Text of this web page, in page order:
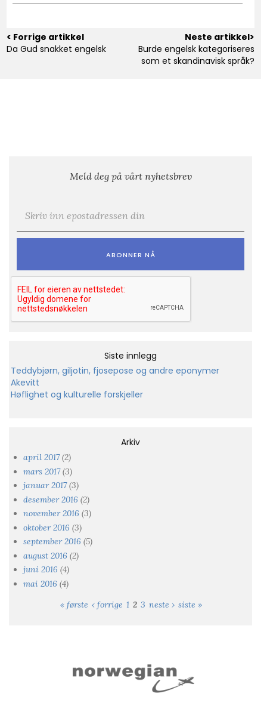
< Forrige artikkel
Da Gud snakket engelsk
Neste artikkel>
Burde engelsk kategoriseres
som et skandinavisk språk?
Meld deg på vårt nyhetsbrev
Siste innlegg
Teddybjørn, giljotin, fjosepose og andre eponymer
Akevitt
Høflighet og kulturelle forskjeller
Arkiv
april 2017(2)
mars 2017(3)
januar 2017(3)
desember 2016 (2)
november 2016 (3)
oktober 2016 (3)
september 2016 (5)
august 2016 (2)
juni 2016 (4)
mai 2016 (4)
« første ‹ forrige 1 2 3 neste › siste »